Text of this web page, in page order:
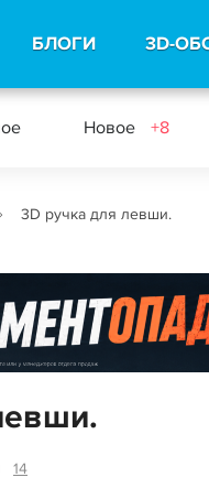
БЛОГИ 3D-
Новое +8
3D ручка для левши.
14